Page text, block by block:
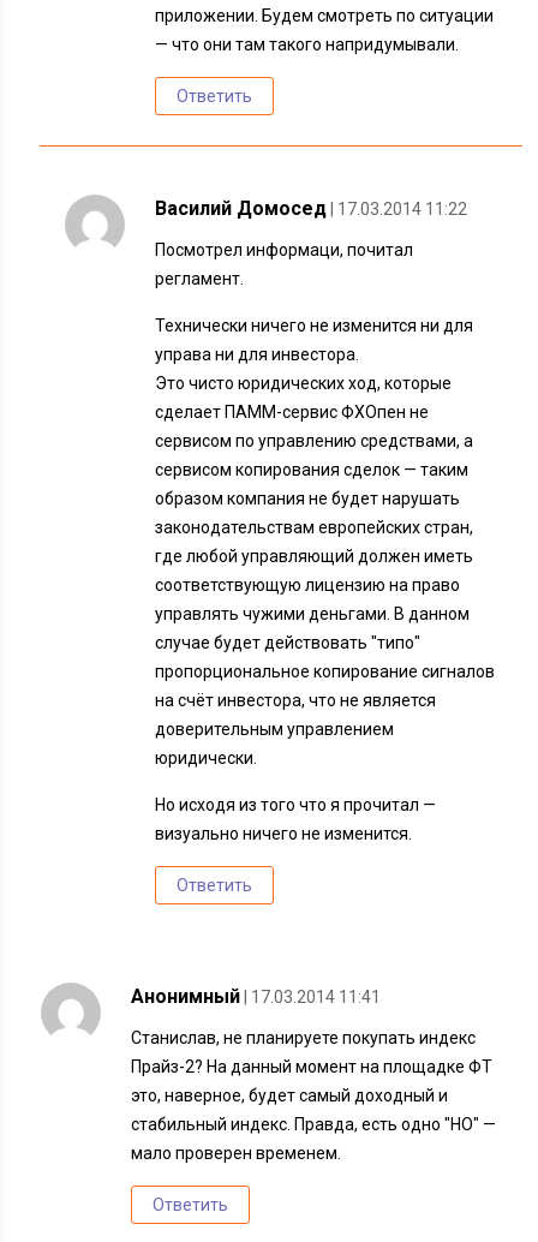
приложении. Будем смотреть по ситуации
— что они там такого напридумывали.
Ответить
Василий Домосед | 17.03.2014 11:22
Посмотрел информаци, почитал
регламент.
Технически ничего не изменится ни для
управа ни для инвестора.
Это чисто юридических ход, которые
сделает ПАММ-сервис ФХОпен не
сервисом по управлению средствами, а
сервисом копирования сделок — таким
образом компания не будет нарушать
законодательствам европейских стран,
где любой управляющий должен иметь
соответствующую лицензию на право
управлять чужими деньгами. В данном
случае будет действовать "типо"
пропорциональное копирование сигналов
на счёт инвестора, что не является
доверительным управлением
юридически.
Но исходя из того что я прочитал —
визуально ничего не изменится.
Ответить
Анонимный | 17.03.2014 11:41
Станислав, не планируете покупать индекс
Прайз-2? На данный момент на площадке ФТ
это, наверное, будет самый доходный и
стабильный индекс. Правда, есть одно "НО" —
мало проверен временем.
Ответить